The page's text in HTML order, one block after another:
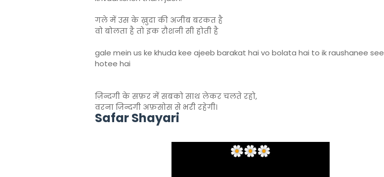
गले में उस के ख़ुदा की अजीब बरकत है
वो बोलता है तो इक रौशनी सी होती है
gale mein us ke khuda kee ajeeb barakat hai vo bolata hai to ik raushanee see
hotee hai
ज़िन्दगी के सफ़र में सबको साथ लेकर चलते रहो,
वरना ज़िन्दगी अफ़सोस से भरी रहेगी।
Safar Shayari